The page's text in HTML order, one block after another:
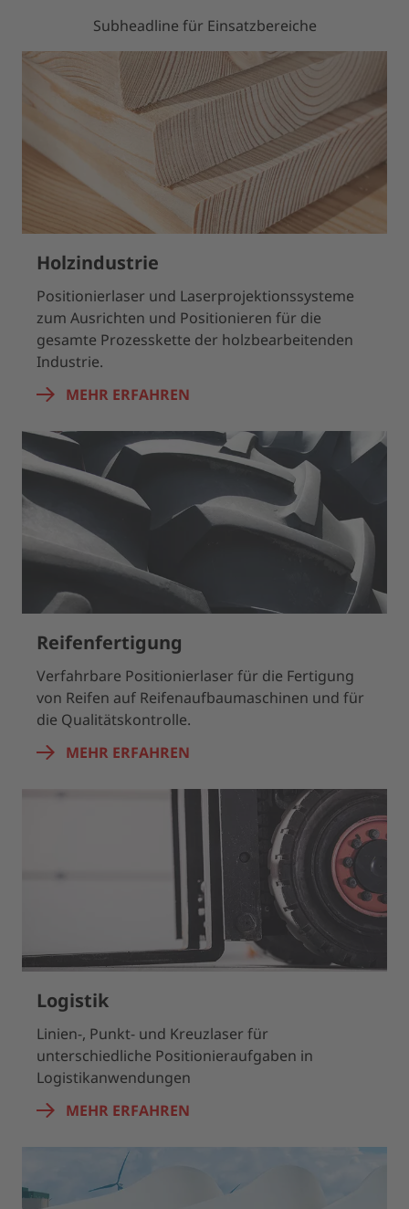
Subheadline für Einsatzbereiche
Holzindustrie
Positionierlaser und Laserprojektionssysteme
zum Ausrichten und Positionieren für die
gesamte Prozesskette der holzbearbeitenden
Industrie.
MEHR ERFAHREN
Reifenfertigung
Verfahrbare Positionierlaser für die Fertigung
von Reifen auf Reifenaufbaumaschinen und für
die Qualitätskontrolle.
MEHR ERFAHREN
Logistik
Linien-, Punkt- und Kreuzlaser für
unterschiedliche Positionieraufgaben in
Logistikanwendungen
MEHR ERFAHREN